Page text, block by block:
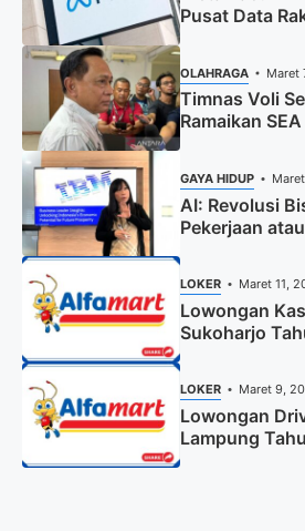
Pusat Data
OLAHRAGA Maret
Timnas Voli
Ramaikan
GAYA HIDUP
AI: Revolusi
Pekerjaan
LOKER Maret 11,
Lowongan
Sukoharjo
LOKER Maret 9,
Lowongan
Lampung
Sekarang)